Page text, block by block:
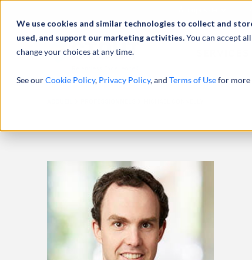
We use cookies and similar technologies to collect and
used, and support our marketing activities.You can accept
change your choices at any time.
See ourCookie Policy, Privacy Policy, and Terms of Usefor